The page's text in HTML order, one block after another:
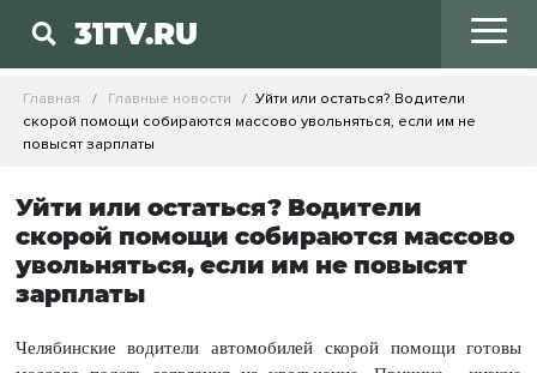
31TV.RU
Главная Главные новости
Уйти или остаться? Водители
скорой помощи собираются массово увольняться, если им не
повысят зарплаты
Уйти или остаться? Водители
скорой помощи собираются массово
увольняться, если им не повысят
зарплаты
Челябинские водители автомобилей скорой помощи готовы